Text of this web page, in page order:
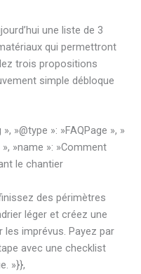
une liste de 3
qui permettront
trois propositions
simple débloque
»@type »: »FAQPage », »
»name »: »Comment
le chantier
des périmètres
léger et créez une
les imprévus. Payez par
avec une checklist
»}},